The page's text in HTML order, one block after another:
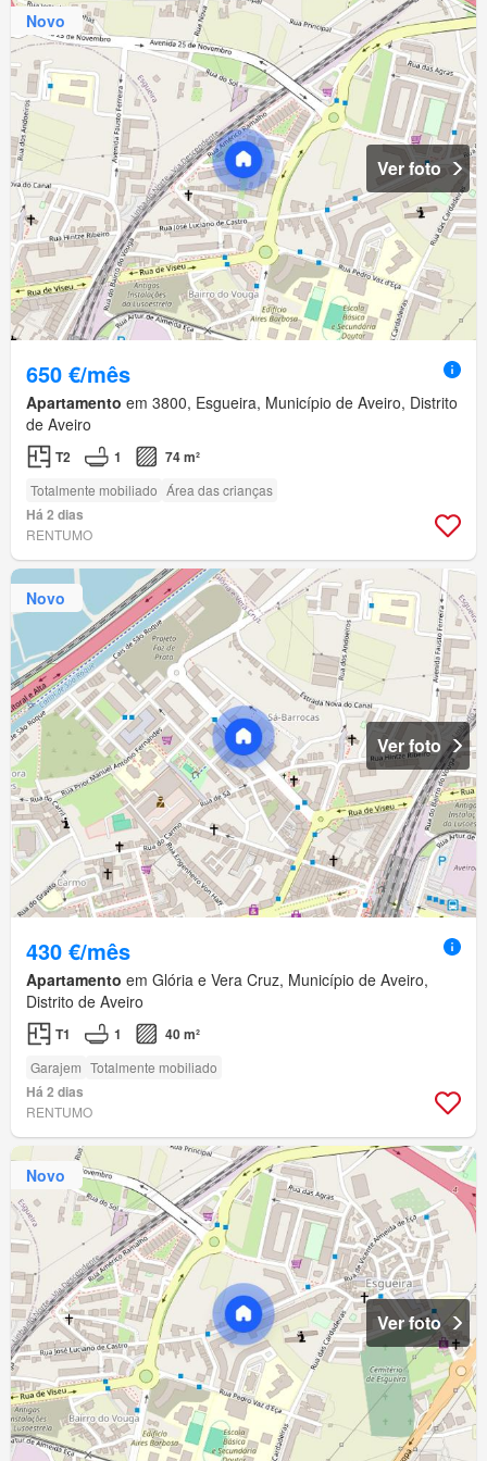
Novo
Ver foto
650 €/mês
Apartamento em 3800, Esgueira, Município de Aveiro, Distrito
de Aveiro
T2 1 74 m²
Totalmente mobiliado Área das crianças
Há 2 dias
RENTUMO
Novo
Ver foto
430 €/mês
Apartamento em Glória e Vera Cruz, Município de Aveiro,
Distrito de Aveiro
T1 1 40 m²
Garajem Totalmente mobiliado
Há 2 dias
RENTUMO
Novo
Ver foto